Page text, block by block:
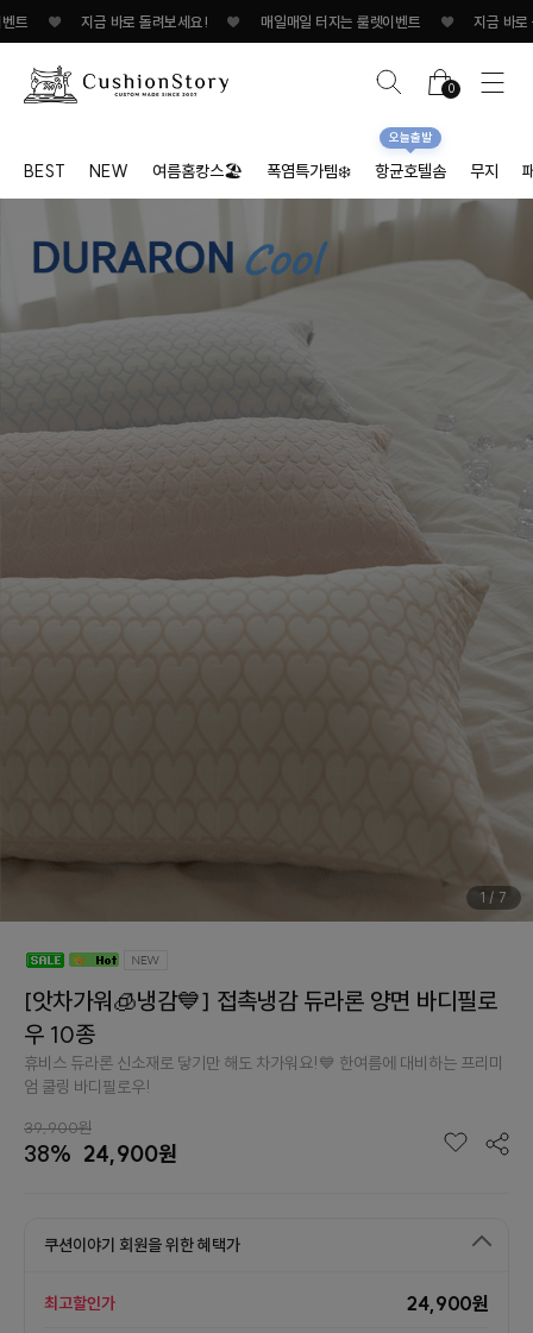
지금 바로 돌려보세요! ♥ 매일매일 터지는 룰렛이벤트 ♥ 지금 바로 돌려보세
0
BEST NEW 여름홈캉스🏖 폭염특가템❄️ 항균호텔솜
오늘출발
무지
1 / 7
[앗차가워🧊냉감💙] 접촉냉감 듀라론 양면 바디필로
우 10종
휴비스 듀라론 신소재로 닿기만 해도 차가워요!💙 한여름에 대비하는 프리미
엄 쿨링 바디필로우!
39,900원
38% 24,900원
쿠션이야기 회원을 위한 혜택가
최고할인가 24,900원